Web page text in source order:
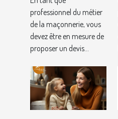
établir le
devis avec un
artisan
maçon ?
professionnel du métier
de la maçonnerie, vous
devez être en mesure de
proposer un devis...